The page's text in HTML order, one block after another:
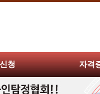
청 자격